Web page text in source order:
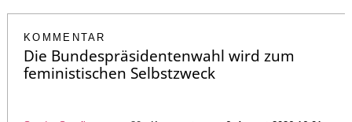
KOMMENTAR
Die Bundespräsidentenwahl wird zum
feministischen Selbstzweck